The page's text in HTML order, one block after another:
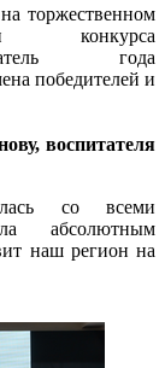
торжественном
конкурса
года
победителей и
воспитателя
со всеми
абсолютным
наш регион на